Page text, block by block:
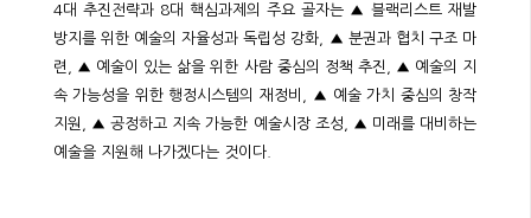
4대 추진전략과 8대 핵심과제의 주요 골자는 ▲ 블랙리스트 재발
방지를 위한 예술의 자율성과 독립성 강화, ▲ 분권과 협치 구조 마
련, ▲ 예술이 있는 삶을 위한 사람 중심의 정책 추진, ▲ 예술의 지
속 가능성을 위한 행정시스템의 재정비, ▲ 예술 가치 중심의 창작
지원, ▲ 공정하고 지속 가능한 예술시장 조성, ▲ 미래를 대비하는
예술을 지원해 나가겠다는 것이다.